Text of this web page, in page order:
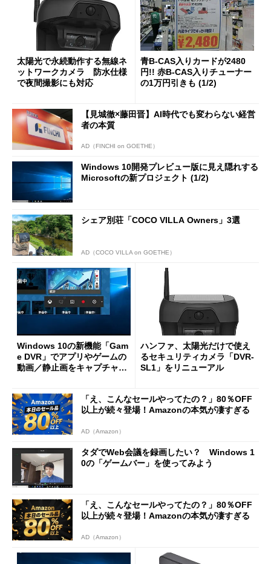
太陽光で永続動作する無線ネ
ットワークカメラ 防水仕様
で夜間撮影にも対応
青B-CAS入りカードが2480
円!! 赤B-CAS入りチューナー
の1万円引きも (1/2)
【見城徹×藤田晋】AI時代でも変わらない経営
者の本質
AD（FINCHI on GOETHE）
Windows 10開発プレビュー版に見え隠れする
Microsoftの新プロジェクト (1/2)
シェア別荘「COCO VILLA Owners」3選
AD（COCO VILLA on GOETHE）
Windows 10の新機能「Gam
e DVR」でアプリやゲームの
動画／静止画をキャプチャす
ハンファ、太陽光だけで使え
るセキュリティカメラ「DVR-
SL1」をリニューアル
「え、こんなセールやってたの？」80％OFF
以上が続々登場！Amazonの本気が凄すぎる
AD（Amazon）
タダでWeb会議を録画したい？ Windows 1
0の「ゲームバー」を使ってみよう
「え、こんなセールやってたの？」80％OFF
以上が続々登場！Amazonの本気が凄すぎる
AD（Amazon）